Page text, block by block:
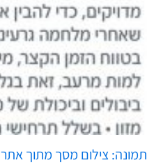
תמונה: צילום מסך מתוך אתר N12